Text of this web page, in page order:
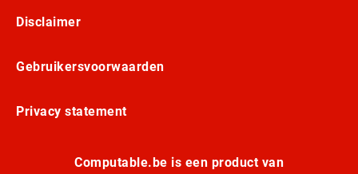
Disclaimer
Gebruikersvoorwaarden
Privacy statement
Computable.be is een product van